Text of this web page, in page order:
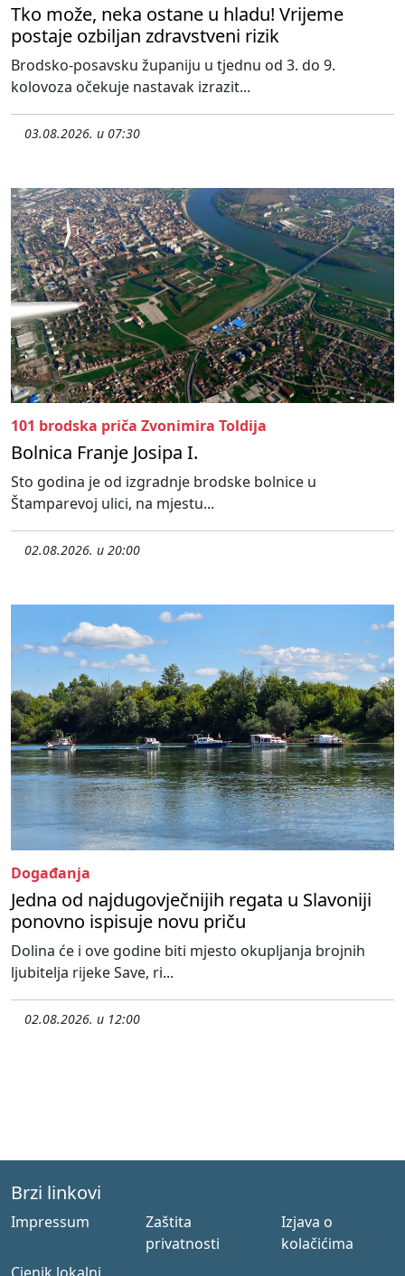
Tko može, neka ostane u hladu! Vrijeme
postaje ozbiljan zdravstveni rizik
Brodsko-posavsku županiju u tjednu od 3. do 9.
kolovoza očekuje nastavak izrazit...
03.08.2026. u 07:30
101 brodska priča Zvonimira Toldija
Bolnica Franje Josipa I.
Sto godina je od izgradnje brodske bolnice u
Štamparevoj ulici, na mjestu...
02.08.2026. u 20:00
Događanja
Jedna od najdugovječnijih regata u Slavoniji
ponovno ispisuje novu priču
Dolina će i ove godine biti mjesto okupljanja brojnih
ljubitelja rijeke Save, ri...
02.08.2026. u 12:00
Brzi linkovi
Impressum
Zaštita
privatnosti
Izjava o
kolačićima